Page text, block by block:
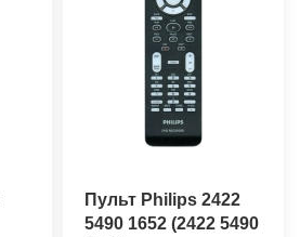
Пульт Philips 2422
5490 1652 (2422 5490